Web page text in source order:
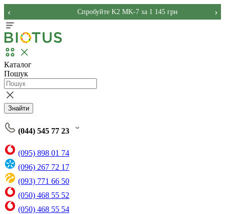
Спробуйте K2 MK-7 за 1 145 грн
‹ ›
Каталог
Пошук
Знайти
(044) 545 77 23
(095) 898 01 74
(096) 267 72 17
(093) 771 66 50
(050) 468 55 52
(050) 468 55 54